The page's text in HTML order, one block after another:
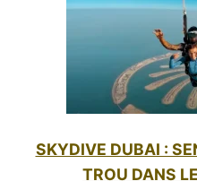
SKYDIVE DUBAI :
TROU DANS